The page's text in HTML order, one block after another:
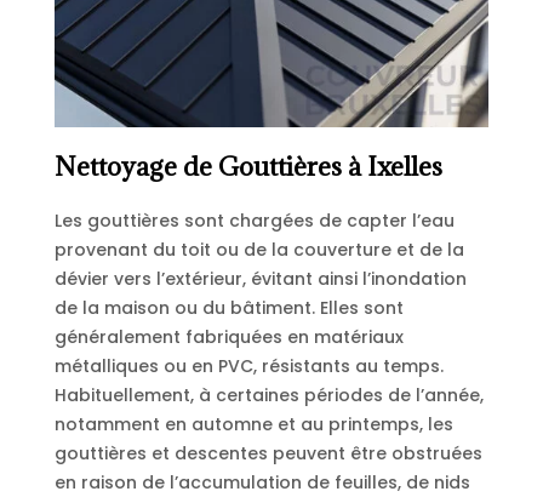
Nettoyage de Gouttières à Ixelles
Les gouttières sont chargées de capter l’eau
provenant du toit ou de la couverture et de la
dévier vers l’extérieur, évitant ainsi l’inondation
de la maison ou du bâtiment. Elles sont
généralement fabriquées en matériaux
métalliques ou en PVC, résistants au temps.
Habituellement, à certaines périodes de l’année,
notamment en automne et au printemps, les
gouttières et descentes peuvent être obstruées
en raison de l’accumulation de feuilles, de nids